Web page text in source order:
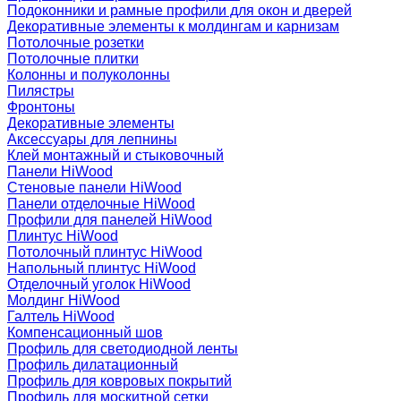
Подоконники и рамные профили для окон и дверей
Декоративные элементы к молдингам и карнизам
Потолочные розетки
Потолочные плитки
Колонны и полуколонны
Пилястры
Фронтоны
Декоративные элементы
Аксессуары для лепнины
Клей монтажный и стыковочный
Панели HiWood
Стеновые панели HiWood
Панели отделочные HiWood
Профили для панелей HiWood
Плинтус HiWood
Потолочный плинтус HiWood
Напольный плинтус HiWood
Отделочный уголок HiWood
Молдинг HiWood
Галтель HiWood
Компенсационный шов
Профиль для светодиодной ленты
Профиль дилатационный
Профиль для ковровых покрытий
Профиль для москитной сетки